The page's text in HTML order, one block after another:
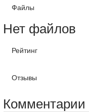
Файлы
Нет файлов
Рейтинг
Отзывы
Комментарии